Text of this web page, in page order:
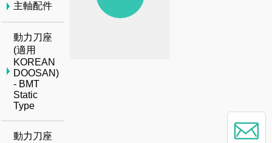
主軸配件
動力刀座
(適用
KOREAN
DOOSAN)
- BMT
Static
Type
動力刀座